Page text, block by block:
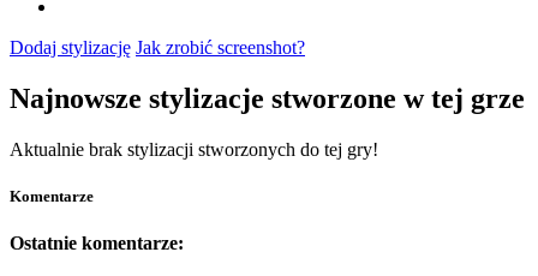
Dodaj stylizację Jak zrobić screenshot?
Najnowsze stylizacje stworzone w tej grze
Aktualnie brak stylizacji stworzonych do tej gry!
Komentarze
Ostatnie komentarze: